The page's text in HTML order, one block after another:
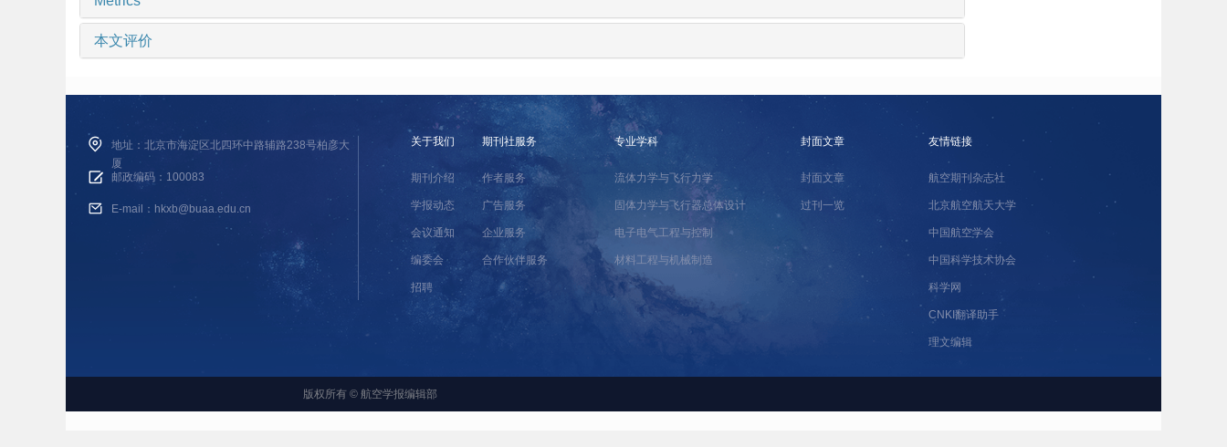
本文评价
地址：北京市海淀区北四环中路辅路238号柏彦大
厦
邮政编码：100083
E-mail：hkxb@buaa.edu.cn
关于我们
期刊介绍
学报动态
会议通知
编委会
招聘
期刊社服务
作者服务
广告服务
企业服务
合作伙伴服务
专业学科
流体力学与飞行力学
固体力学与飞行器总体设计
电子电气工程与控制
材料工程与机械制造
封面文章
封面文章
过刊一览
友情链接
航空期刊杂志社
北京航空航天大学
中国航空学会
中国科学技术协会
科学网
CNKI翻译助手
理文编辑
版权所有 © 航空学报编辑部